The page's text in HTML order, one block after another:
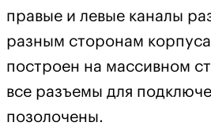
правые и левые каналы
разным сторонам
построен на массивном
все разъемы для
позолочены.